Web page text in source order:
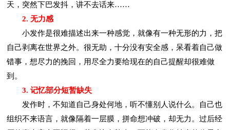
天，突然下巴发抖，讲不去话来……
2. 无力感
小发作是很难描述出来一种感觉，就像有一种无形的力，把
自己剥离在世界之外。很无助，十分没有安全感，呆看着自己做
错事，想尽力的挽回，用尽全力要给现在的自己提醒却很难做
到。
3. 记忆部分短暂缺失
发作时，不知道自己身处何地，听不懂别人说什么。自己也
组织不来语言，就像隔着一层膜，拼命想冲破，却无力。过后经